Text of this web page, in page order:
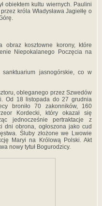
obiektem kultu wiernych. Paulini
króla Władysława Jagiełłę o
obraz kosztowne korony, które
Niepokalanego Poczęcia na
jasnogórskie, co w
obleganego przez Szwedów
Od 18 listopada do 27 grudnia
broniło 70 zakonników, 160
Kordecki, który okazał się
jednocześnie pertraktacje z
dni obrona, ogłoszona jako cud
Śluby złożone we Lwowie
Maryi na Królową Polski. Akt
nowy tytuł Bogurodzicy.